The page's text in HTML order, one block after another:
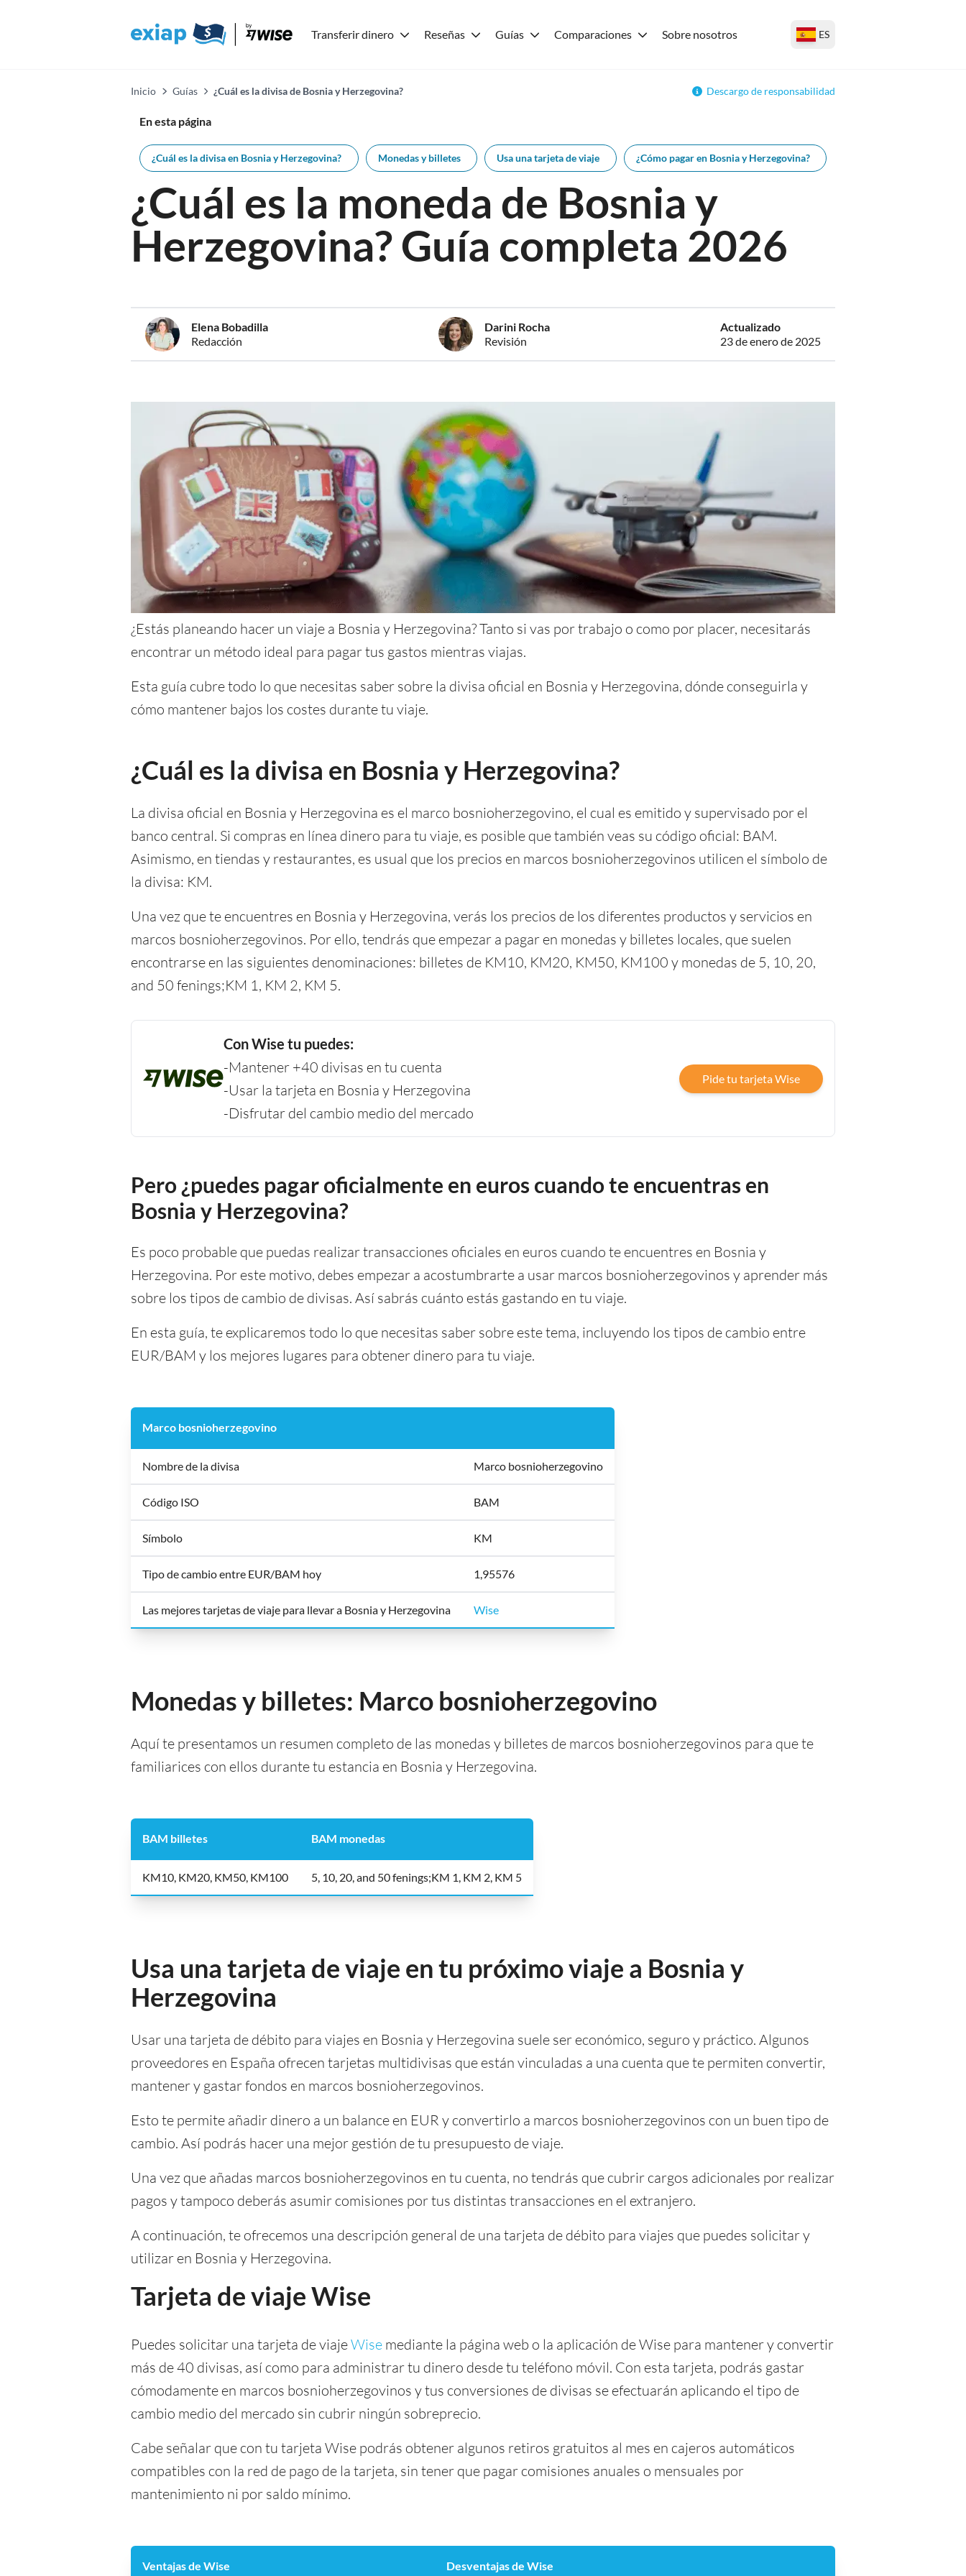
Transferir dinero Reseñas Guías Comparaciones Sobre nosotros ES
Inicio Guías ¿Cuál es la divisa de Bosnia y Herzegovina? Descargo de responsabilidad
En esta página
¿Cuál es la divisa en Bosnia y Herzegovina? Monedas y billetes Usa una tarjeta de viaje ¿Cómo pagar en Bosnia y Herzegovina?
¿Cuál es la moneda de Bosnia y
Herzegovina? Guía completa 2026
Elena Bobadilla
Redacción
Darini Rocha
Revisión
Actualizado
23 de enero de 2025
¿Estás planeando hacer un viaje a Bosnia y Herzegovina? Tanto si vas por trabajo o como por placer, necesitarás
encontrar un método ideal para pagar tus gastos mientras viajas.
Esta guía cubre todo lo que necesitas saber sobre la divisa oficial en Bosnia y Herzegovina, dónde conseguirla y
cómo mantener bajos los costes durante tu viaje.
¿Cuál es la divisa en Bosnia y Herzegovina?
La divisa oficial en Bosnia y Herzegovina es el marco bosnioherzegovino, el cual es emitido y supervisado por el
banco central. Si compras en línea dinero para tu viaje, es posible que también veas su código oficial: BAM.
Asimismo, en tiendas y restaurantes, es usual que los precios en marcos bosnioherzegovinos utilicen el símbolo de
la divisa: KM.
Una vez que te encuentres en Bosnia y Herzegovina, verás los precios de los diferentes productos y servicios en
marcos bosnioherzegovinos. Por ello, tendrás que empezar a pagar en monedas y billetes locales, que suelen
encontrarse en las siguientes denominaciones: billetes de KM10, KM20, KM50, KM100 y monedas de 5, 10, 20,
and 50 fenings;KM 1, KM 2, KM 5.
Con Wise tu puedes:
-Mantener +40 divisas en tu cuenta
-Usar la tarjeta en Bosnia y Herzegovina
-Disfrutar del cambio medio del mercado
Pide tu tarjeta Wise
Pero ¿puedes pagar oficialmente en euros cuando te encuentras en
Bosnia y Herzegovina?
Es poco probable que puedas realizar transacciones oficiales en euros cuando te encuentres en Bosnia y
Herzegovina. Por este motivo, debes empezar a acostumbrarte a usar marcos bosnioherzegovinos y aprender más
sobre los tipos de cambio de divisas. Así sabrás cuánto estás gastando en tu viaje.
En esta guía, te explicaremos todo lo que necesitas saber sobre este tema, incluyendo los tipos de cambio entre
EUR/BAM y los mejores lugares para obtener dinero para tu viaje.
Marco bosnioherzegovino
Nombre de la divisa Marco bosnioherzegovino
Código ISO BAM
Símbolo KM
Tipo de cambio entre EUR/BAM hoy 1,95576
Las mejores tarjetas de viaje para llevar a Bosnia y Herzegovina Wise
Monedas y billetes: Marco bosnioherzegovino
Aquí te presentamos un resumen completo de las monedas y billetes de marcos bosnioherzegovinos para que te
familiarices con ellos durante tu estancia en Bosnia y Herzegovina.
BAM billetes BAM monedas
KM10, KM20, KM50, KM100 5, 10, 20, and 50 fenings;KM 1, KM 2, KM 5
Usa una tarjeta de viaje en tu próximo viaje a Bosnia y
Herzegovina
Usar una tarjeta de débito para viajes en Bosnia y Herzegovina suele ser económico, seguro y práctico. Algunos
proveedores en España ofrecen tarjetas multidivisas que están vinculadas a una cuenta que te permiten convertir,
mantener y gastar fondos en marcos bosnioherzegovinos.
Esto te permite añadir dinero a un balance en EUR y convertirlo a marcos bosnioherzegovinos con un buen tipo de
cambio. Así podrás hacer una mejor gestión de tu presupuesto de viaje.
Una vez que añadas marcos bosnioherzegovinos en tu cuenta, no tendrás que cubrir cargos adicionales por realizar
pagos y tampoco deberás asumir comisiones por tus distintas transacciones en el extranjero.
A continuación, te ofrecemos una descripción general de una tarjeta de débito para viajes que puedes solicitar y
utilizar en Bosnia y Herzegovina.
Tarjeta de viaje Wise
Puedes solicitar una tarjeta de viajeWise mediante la página web o la aplicación de Wise para mantener y convertir
más de 40 divisas, así como para administrar tu dinero desde tu teléfono móvil. Con esta tarjeta, podrás gastar
cómodamente en marcos bosnioherzegovinos y tus conversiones de divisas se efectuarán aplicando el tipo de
cambio medio del mercado sin cubrir ningún sobreprecio.
Cabe señalar que con tu tarjeta Wise podrás obtener algunos retiros gratuitos al mes en cajeros automáticos
compatibles con la red de pago de la tarjeta, sin tener que pagar comisiones anuales o mensuales por
mantenimiento ni por saldo mínimo.
Ventajas de Wise Desventajas de Wise